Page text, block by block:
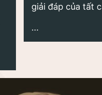
giải đáp của tất
...